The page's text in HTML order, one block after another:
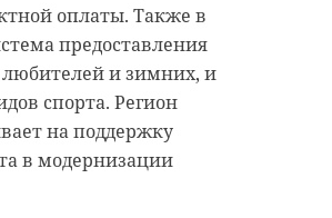
оплаты. Также в
предоставления
любителей и зимних, и
спорта. Регион
на поддержку
в модернизации